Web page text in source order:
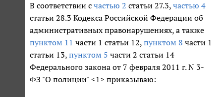
В соответствии с частью 2 статьи 27.3, частью 4
статьи 28.3 Кодекса Российской Федерации об
административных правонарушениях, а также
пунктом 11 части 1 статьи 12, пунктом 8 части 1
статьи 13, пунктом 5 части 2 статьи 14
Федерального закона от 7 февраля 2011 г. N 3-
ФЗ "О полиции" <1> приказываю: